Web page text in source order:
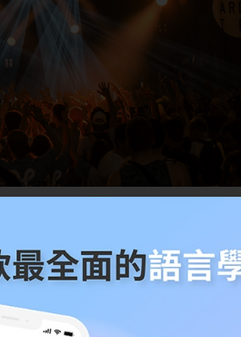
在看演唱會的同時，你知道演唱會
家回顧了世界第一場的演場會，
演
哪些演唱會